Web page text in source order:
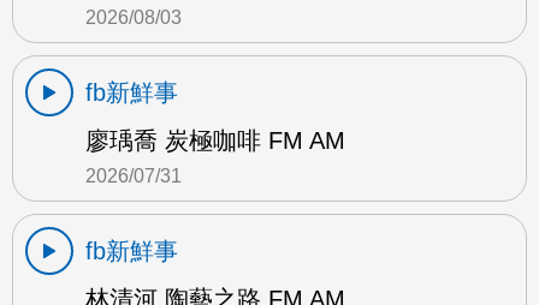
2026/08/03
fb新鮮事
廖瑀喬 炭極咖啡 FM AM
2026/07/31
fb新鮮事
林清河 陶藝之路 FM AM